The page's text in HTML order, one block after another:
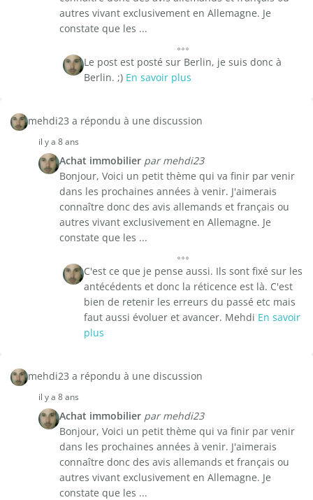
autres vivant exclusivement en Allemagne. Je
constate que les ...
Le post est posté sur Berlin, je suis donc à
Berlin. ;) En savoir plus
mehdi23 a répondu à une discussion
il y a 8 ans
Achat immobilier par mehdi23
Bonjour, Voici un petit thème qui va finir par venir
dans les prochaines années à venir. J'aimerais
connaître donc des avis allemands et français ou
autres vivant exclusivement en Allemagne. Je
constate que les ...
C'est ce que je pense aussi. Ils sont fixé sur les
antécédents et donc la réticence est là. C'est
bien de retenir les erreurs du passé etc mais
faut aussi évoluer et avancer. Mehdi En savoir
plus
mehdi23 a répondu à une discussion
il y a 8 ans
Achat immobilier par mehdi23
Bonjour, Voici un petit thème qui va finir par venir
dans les prochaines années à venir. J'aimerais
connaître donc des avis allemands et français ou
autres vivant exclusivement en Allemagne. Je
constate que les ...